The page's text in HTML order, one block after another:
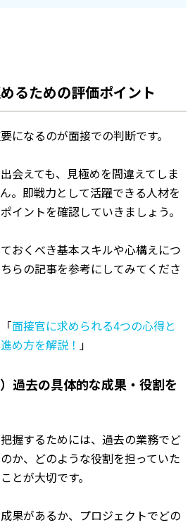
るための評価ポイント
になるのが面接での判断です。
会えても、見極めを間違えてしま
。即戦力として活躍できる人材を
イントを確認していきましょう。
おくべき基本スキルや心構えにつ
らの記事を参考にしてみてくださ
面接官に求められる4つの心得と
め方を解説！ 」
過去の具体的な成果・役割を
握するためには、過去の業務でど
か、どのような役割を担っていた
とが大切です。
果があるか、プロジェクトでどの